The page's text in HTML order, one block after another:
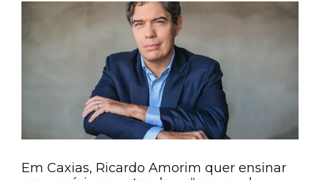
Em Caxias, Ricardo Amorim quer ensinar